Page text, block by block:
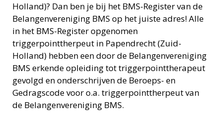
Holland)? Dan ben je bij het BMS-Register van de
Belangenvereniging BMS op het juiste adres! Alle
in het BMS-Register opgenomen
triggerpointtherpeut in Papendrecht(Zuid-
Holland) hebben een door de Belangenvereniging
BMS erkende opleiding tottriggerpointtherapeut
gevolgd en onderschrijven de Beroeps- en
Gedragscode voor o.a. triggerpointtherpeutvan
de Belangenvereniging BMS.